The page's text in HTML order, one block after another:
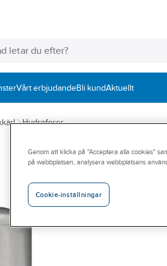
Vårt erbjudandeBli kundAktuellt
Hydroforer
Genom att klicka på "Acceptera alla cookies"
på webbplatsen, analysera webbplatsens
Cookie-inställningar